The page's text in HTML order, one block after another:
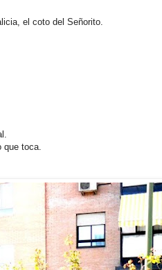
el coto del Señorito.
que toca.